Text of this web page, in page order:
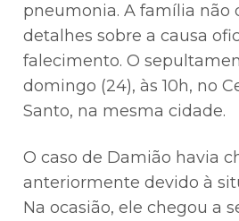
pneumonia. A família não
detalhes sobre a causa
falecimento. O
domingo (24), às 10h, no
Santo, na mesma cidade.
O caso de Damião havia
anteriormente devido à
Na ocasião, ele chegou a